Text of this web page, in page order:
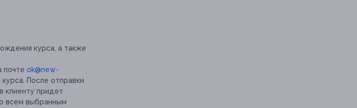
курса, а также
почте ok@new-
После отправки
клиенту придет
всем выбранным